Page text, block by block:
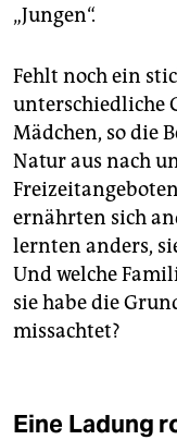
„Jungen“.
Fehlt noch ein
unterschiedliche
Mädchen, so die
Natur aus nach
ernährten sich
lernten anders,
Und welche
sie habe die
missachtet?
Eine Ladung